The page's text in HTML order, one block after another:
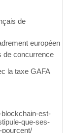
de
européen
de concurrence
la taxe GAFA
est-
que-ses-